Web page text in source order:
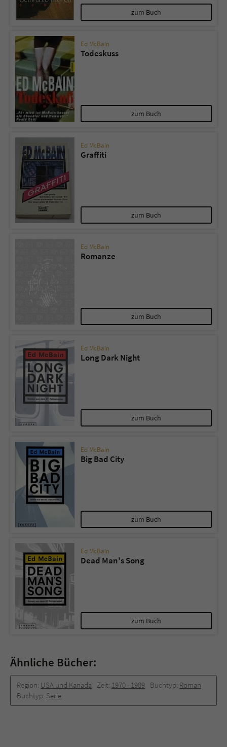
zum Buch
Ed McBain
Todeskuss
zum Buch
Ed McBain
Graffiti
zum Buch
Ed McBain
Romanze
zum Buch
Ed McBain
Long Dark Night
zum Buch
Ed McBain
Big Bad City
zum Buch
Ed McBain
Dead Man's Song
zum Buch
Ähnliche Bücher:
Region: USA und Kanada Zeit: 1970 -­ 1989 Buchtyp: Roman
Buchtyp: Serie